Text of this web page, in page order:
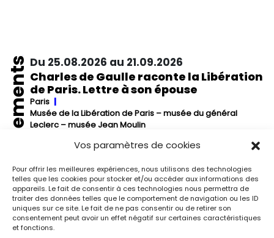
Vos paramètres de cookies
Pour offrir les meilleures expériences, nous utilisons des technologies
telles que les cookies pour stocker et/ou accéder aux informations des
appareils. Le fait de consentir à ces technologies nous permettra de
traiter des données telles que le comportement de navigation ou les ID
uniques sur ce site. Le fait de ne pas consentir ou de retirer son
consentement peut avoir un effet négatif sur certaines caractéristiques
et fonctions.
ÉvénementsDu 25.08.2026 au 21.09.2026
Charles de Gaulle raconte la Libération
de Paris. Lettre à son épouse
Paris
Musée de la Libération de Paris – musée du général
Leclerc – musée Jean Moulin
musée de la Libération de Paris – musée du général
1944 de Charles de Gaulle à son épouse Yvonne, lui narrant
les événements de la Libération de Paris.
Du 13.09.2026 au 03.01.2027
Georgia O’Keeffe. Architecture